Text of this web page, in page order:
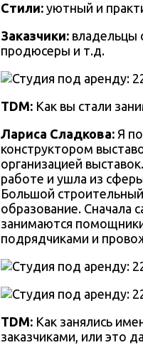
Стили: уютный и
Заказчики: владельцы
продюсеры и т.д.
TDM: Как вы стали
Лариса Сладкова: Я
конструктором
организацией
работе и ушла из
Большой
образование. Сначала
занимаются
подрядчиками и
TDM: Как занялись
заказчиками, или это